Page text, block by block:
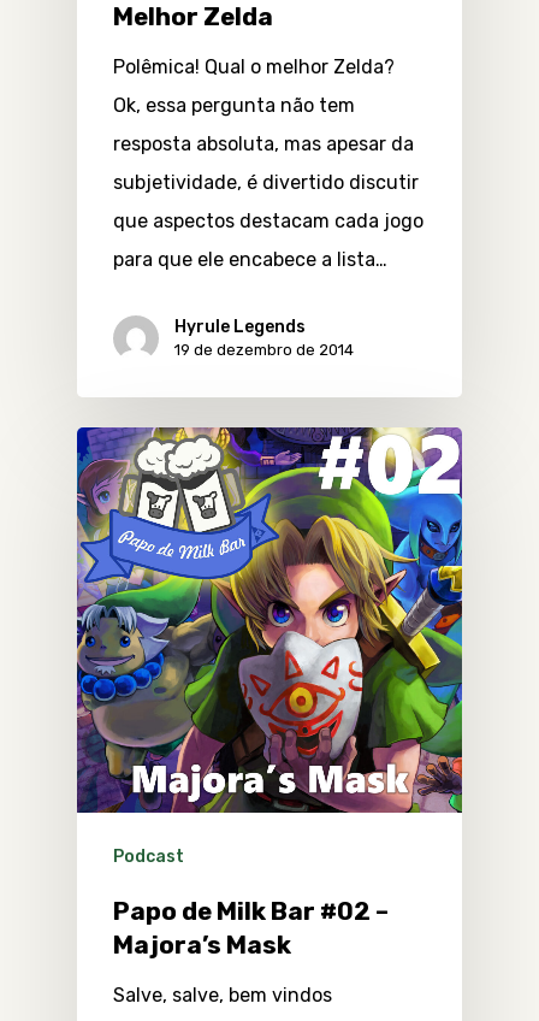
Melhor Zelda
Polêmica! Qual o melhor Zelda?
Ok, essa pergunta não tem
resposta absoluta, mas apesar da
subjetividade, é divertido discutir
que aspectos destacam cada jogo
para que ele encabece a lista…
Hyrule Legends
19 de dezembro de 2014
Podcast
Papo de Milk Bar #02 –
Majora’s Mask
Salve, salve, bem vindos